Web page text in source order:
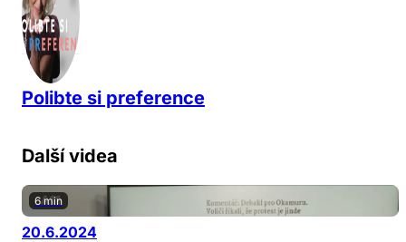
Polibte si preference
Další videa
6 min
20.6.2024